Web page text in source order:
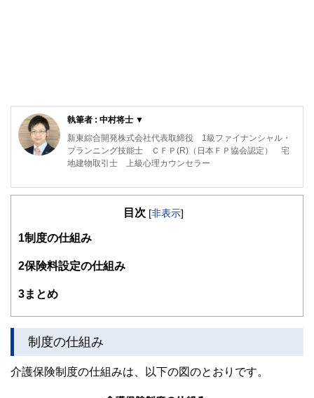
執筆者 : 中村将士 ▼
新東綜合開発株式会社代表取締役 1級ファイナンシャル・
プランニング技能士 ＣＦＰ(R)（日本ＦＰ協会認定） 宅
地建物取引士 上級心理カウンセラー
私がＦＰ相談を行うとき、一番優先していることは「あなた
大事にしていることは「楽しいかどうか」です。
ファイナンシャル・プランニングは、数字遊びであってはな
めて価値があるものです。私は、そういった気持ちを何より
目次 [非表示]
1制度の仕組み
2保険料設定の仕組み
3まとめ
制度の仕組み
介護保険制度の仕組みは、以下の図のとおりです。